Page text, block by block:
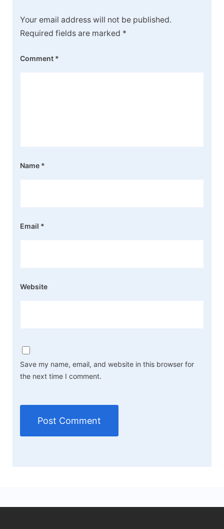
Your email address will not be published.
Required fields are marked *
Comment *
Name *
Email *
Website
Save my name, email, and website in this browser for
the next time I comment.